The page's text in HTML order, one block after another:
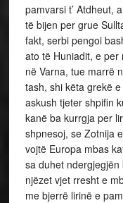
pamvarsi t’ Atdheut,
të bijen per grue
fakt, serbi pengoi
ato të Huniadit, e
në Varna, tue marrë
tash, shi këta grekë
askush tjeter shpifin
kanë ba kurrgja per
shpnesoj, se Zotnija
vojtë Europa mbas
sa duhet
njëzet vjet rresht e
me bjerrë lirinë e